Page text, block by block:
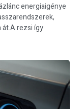
energiaigénye
rezsi így